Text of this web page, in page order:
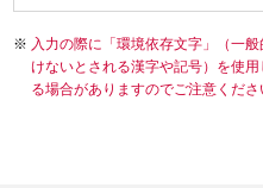
入力の際に「環境依存文字」（一
けないとされる漢字や記号）を使
る場合がありますのでご注意くださ